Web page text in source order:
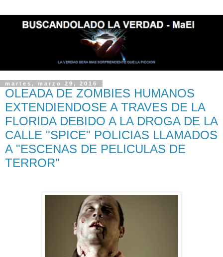
martes, marzo 29, 2016
OLEADA DE ZOMBIES HUMANOS
EXTENDIENDOSE A TRAVES DE LA
FLORIDA DEBIDO A LA DROGA DE LA
CALLE "SPICE" POLICIAS LLAMADOS
A "ESCENAS DE PELICULAS DE
TERROR"